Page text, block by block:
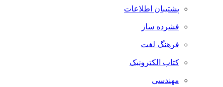
پشتیبان اطلاعات
فشرده ساز
فرهنگ لغت
کتاب الکترونیک
مهندسی